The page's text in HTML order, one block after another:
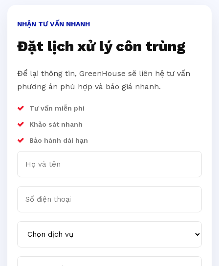
NHẬN TƯ VẤN NHANH
Đặt lịch xử lý côn trùng
Để lại thông tin, GreenHouse sẽ liên hệ tư vấn
phương án phù hợp và báo giá nhanh.
Tư vấn miễn phí
Khảo sát nhanh
Bảo hành dài hạn
Họ và tên
Số điện thoại
Chọn dịch vụ
Khu vực cần xử lý